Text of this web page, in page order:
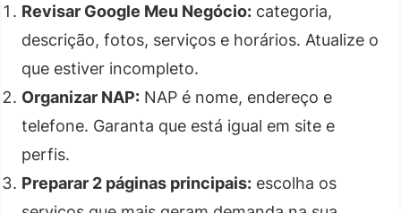
Revisar Google Meu Negócio: categoria,
descrição, fotos, serviços e horários. Atualize o
que estiver incompleto.
Organizar NAP: NAP é nome, endereço e
telefone. Garanta que está igual em site e
perfis.
Preparar 2 páginas principais: escolha os